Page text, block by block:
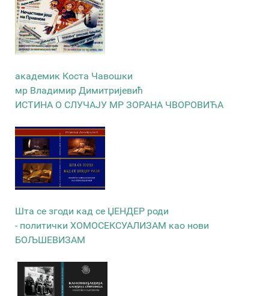
академик Коста Чавошки
мр Владимир Димитријевић
ИСТИНА О СЛУЧАЈУ МР ЗОРАНА ЧВОРОВИЋА
Шта се згоди кад се ЏЕНДЕР роди
- политички ХОМОСЕКСУАЛИЗАМ као нови
БОЉШЕВИЗАМ